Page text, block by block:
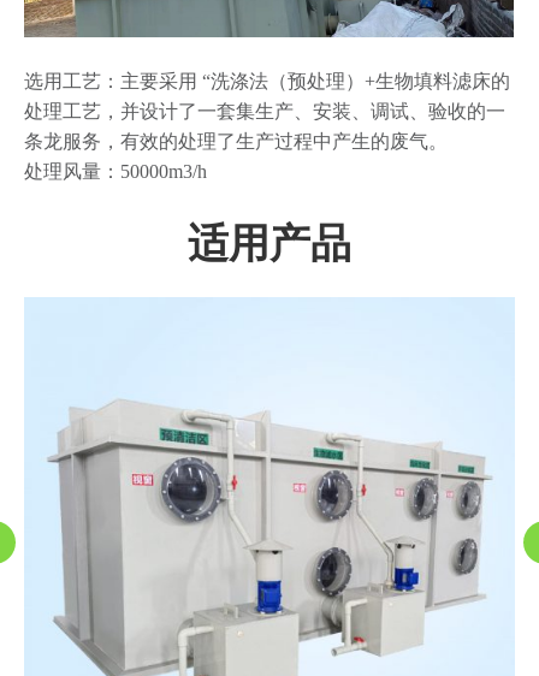
选用工艺：主要采用 “洗涤法（预处理）+生物填料滤床的
处理工艺，并设计了一套集生产、安装、调试、验收的一
条龙服务，有效的处理了生产过程中产生的废气。
处理风量：50000m3/h
适用产品